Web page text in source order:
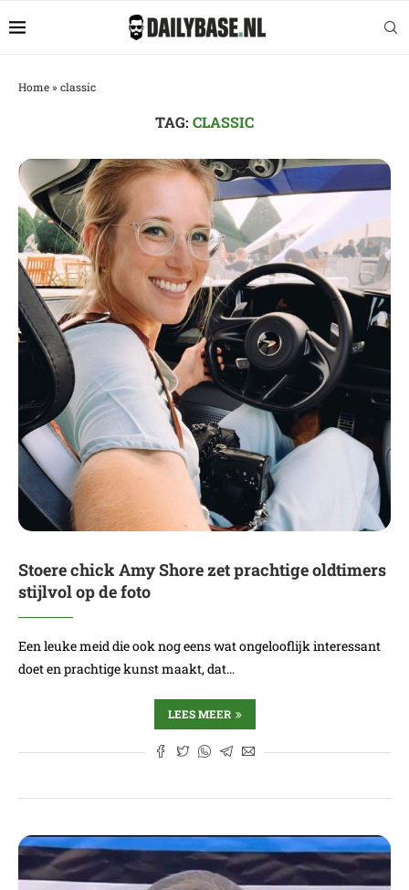
Home» classic
TAG: CLASSIC
Stoere chick Amy Shore zet prachtige oldtimers
stijlvol op de foto
Een leuke meid die ook nog eens wat ongelooflijk interessant
doet en prachtige kunst maakt, dat…
LEES MEER